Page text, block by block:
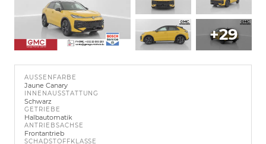
+29
AUSSENFARBE
Jaune Canary
INNENAUSSTATTUNG
Schwarz
GETRIEBE
Halbautomatik
ANTRIEBSACHSE
Frontantrieb
SCHADSTOFFKLASSE